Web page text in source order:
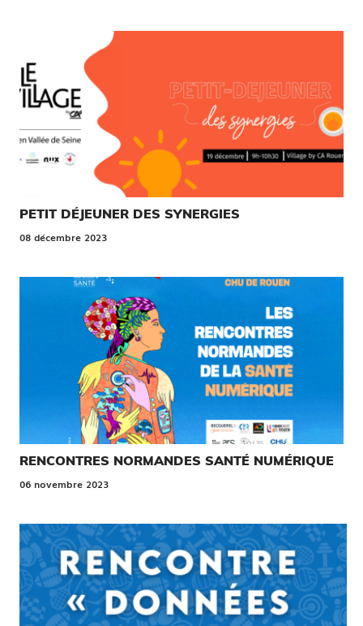
PETIT DÉJEUNER DES SYNERGIES
08 décembre 2023
RENCONTRES NORMANDES SANTÉ NUMÉRIQUE
06 novembre 2023